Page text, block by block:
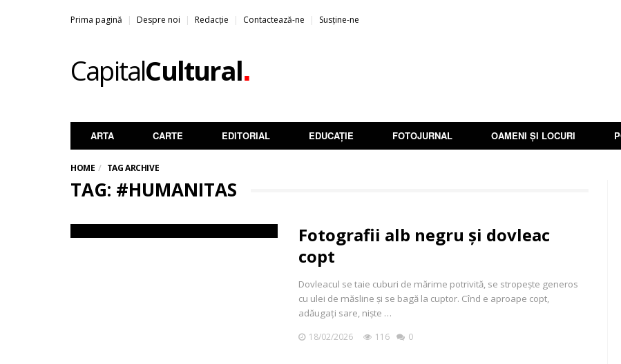
Prima pagină Despre noi Redacție Contactează-ne Susține-ne
CapitalCultural.
ARTA CARTE EDITORIAL EDUCAȚIE FOTOJURNAL OAMENI ȘI LOCURI
HOME TAG ARCHIVE
TAG: #HUMANITAS
Fotografii alb negru și dovleac
copt
Dovleacul se taie cuburi de mărime potrivită, se stropește generos
cu ulei de măsline și se bagă la cuptor. Cînd e aproape copt,
adăugați sare, niște …
18/02/2026 116 0